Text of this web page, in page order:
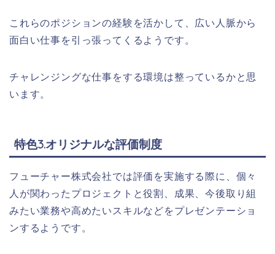
これらのポジションの経験を活かして、広い人脈から
面白い仕事を引っ張ってくるようです。
チャレンジングな仕事をする環境は整っているかと思
います。
特色3.オリジナルな評価制度
フューチャー株式会社では評価を実施する際に、個々
人が関わったプロジェクトと役割、成果、今後取り組
みたい業務や高めたいスキルなどをプレゼンテーショ
ンするようです。